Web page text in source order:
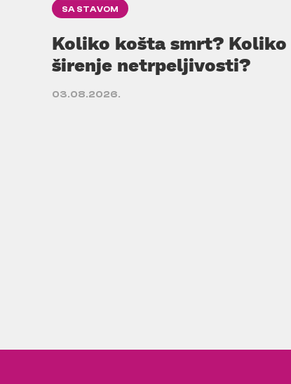
SA STAVOM
Koliko košta smrt? Koliko
širenje netrpeljivosti?
03.08.2026.